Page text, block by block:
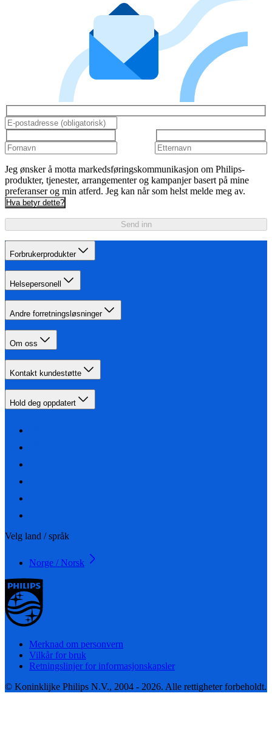
Jeg ønsker å motta markedsføringskommunikasjon om Philips-
produkter, tjenester, arrangementer og kampanjer basert på mine
preferanser og min atferd. Jeg kan når som helst melde meg av.
Hva betyr dette?
Send inn
Forbrukerprodukter
Helsepersonell
Andre forretningsløsninger
Om oss
Kontakt kundestøtte
Hold deg oppdatert
Velg land / språk
Norge / Norsk
Merknad om personvern
Vilkår for bruk
Retningslinjer for informasjonskapsler
© Koninklijke Philips N.V., 2004 - 2026. Alle rettigheter forbeholdt.